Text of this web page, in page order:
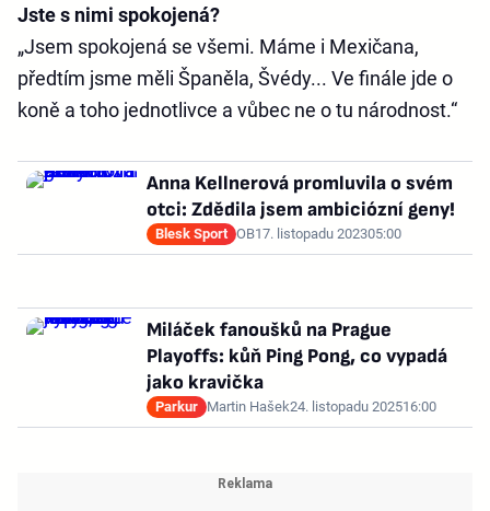
Jste s nimi spokojená?
„Jsem spokojená se všemi. Máme i Mexičana,
předtím jsme měli Španěla, Švédy... Ve finále jde o
koně a toho jednotlivce a vůbec ne o tu národnost.“
Anna Kellnerová promluvila o svém
otci: Zdědila jsem ambiciózní geny!
Blesk Sport OB17. listopadu 202305:00
Miláček fanoušků na Prague
Playoffs: kůň Ping Pong, co vypadá
jako kravička
Parkur Martin Hašek24. listopadu 202516:00